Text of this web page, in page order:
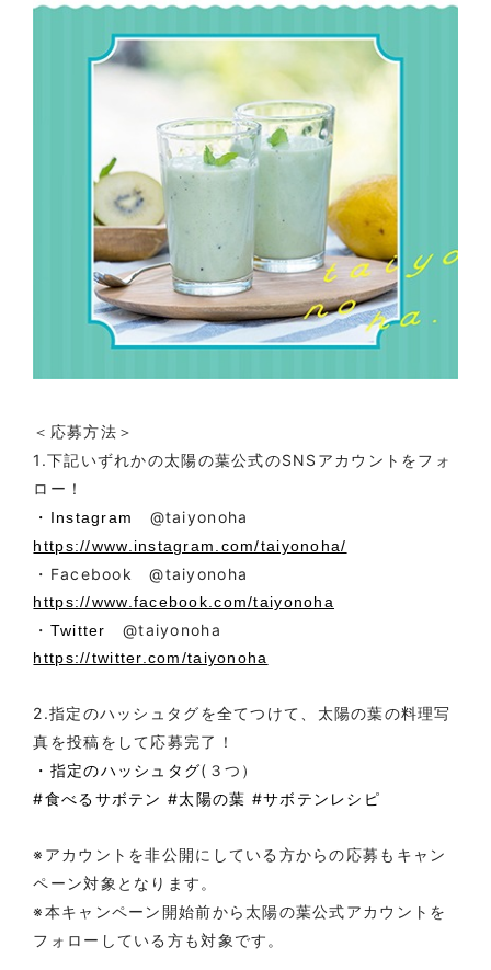
＜応募方法＞
1.下記いずれかの太陽の葉公式のSNSアカウントをフォ
ロー！
・Instagram @taiyonoha
https://www.instagram.com/taiyonoha/
・Facebook@taiyonoha
https://www.facebook.com/taiyonoha
・ Twitter @taiyonoha
https://twitter.com/taiyonoha
2.指定のハッシュタグを全てつけて、太陽の葉の料理写
真を投稿をして応募完了！
・指定のハッシュタグ(３つ）
#食べるサボテン #太陽の葉 #サボテンレシピ
※アカウントを非公開にしている方からの応募もキャン
ペーン対象となります。
※本キャンペーン開始前から太陽の葉公式アカウントを
フォローしている方も対象です。